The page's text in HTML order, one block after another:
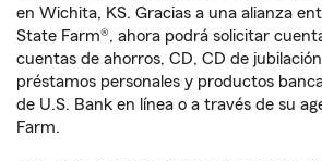
en Wichita, KS. Gracias a una alianza
State Farm®, ahora podrá solicitar
cuentas de ahorros, CD, CD de
préstamos personales y productos
de U.S. Bank en línea o a través de su
Farm.